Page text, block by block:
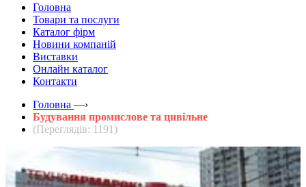
Головна
Товари та послуги
Каталог фірм
Новини компаній
Виставки
Онлайн каталог
Контакти
Головна —›
Будування промислове та цивільне
(Переглядів: 1191)